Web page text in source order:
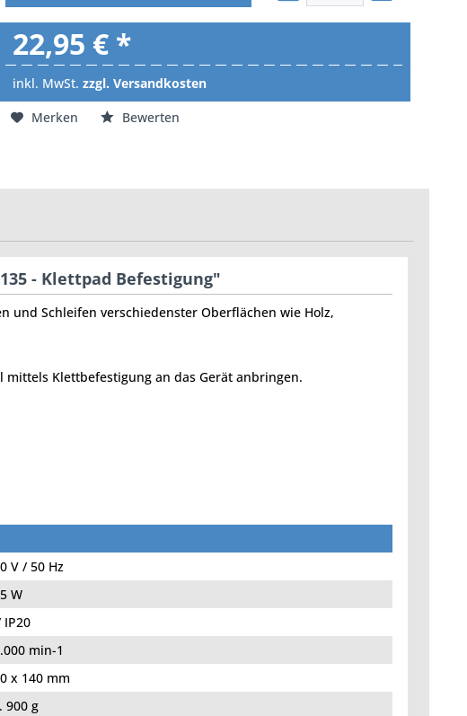
22,95 € *
inkl. MwSt.zzgl. Versandkosten
Merken
Bewerten
- Klettpad Befestigung"
und Schleifen verschiedenster Oberflächen wie Holz,
Klettbefestigung an das Gerät anbringen.
V / 50 Hz
W
IP20
min-1
x 140 mm
900 g